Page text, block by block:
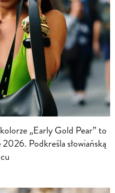
„Early Gold Pear” to
Podkreśla słowiańską